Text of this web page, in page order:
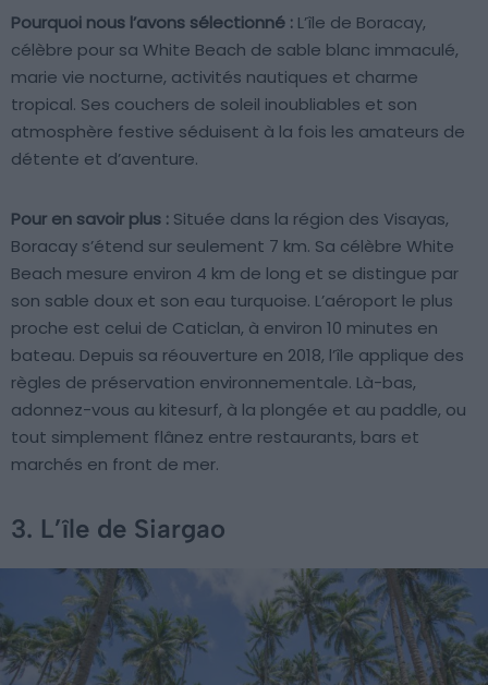
Pourquoi nous l’avons sélectionné : L’île de Boracay,
célèbre pour sa White Beach de sable blanc immaculé,
marie vie nocturne, activités nautiques et charme
tropical. Ses couchers de soleil inoubliables et son
atmosphère festive séduisent à la fois les amateurs de
détente et d’aventure.
Pour en savoir plus : Située dans la région des Visayas,
Boracay s’étend sur seulement 7 km. Sa célèbre White
Beach mesure environ 4 km de long et se distingue par
son sable doux et son eau turquoise. L’aéroport le plus
proche est celui de Caticlan, à environ 10 minutes en
bateau. Depuis sa réouverture en 2018, l’île applique des
règles de préservation environnementale. Là-bas,
adonnez-vous au kitesurf, à la plongée et au paddle, ou
tout simplement flânez entre restaurants, bars et
marchés en front de mer.
3. L’île de Siargao